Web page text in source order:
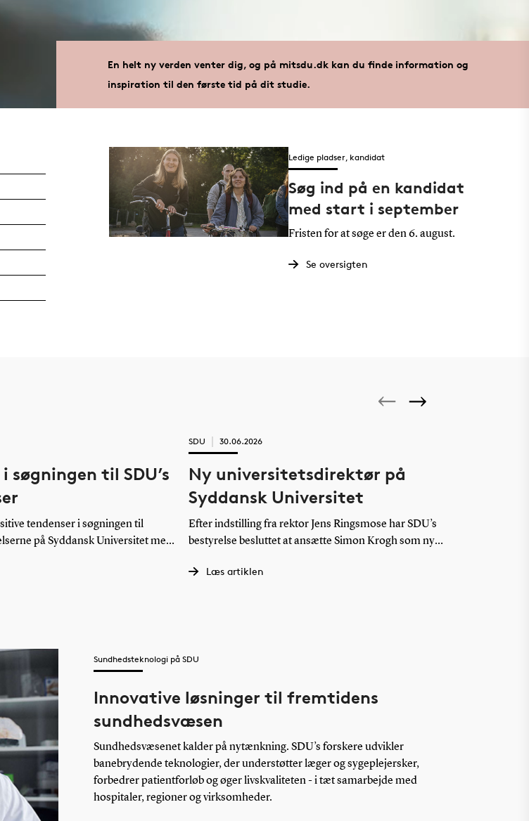
En helt ny verden venter dig, og på mitsdu.dk kan du finde information og
inspiration til den første tid på dit studie.
Ledige pladser, kandidat
Søg ind på en kandidat
med start i september
Fristen for at søge er den 6. august.
Se oversigten
søgningen til SDU’s
tendenser i søgningen til
på Syddansk Universitet med
er der stor interesse for
SDU 30.06.2026
Ny universitetsdirektør på
Syddansk Universitet
Efter indstilling fra rektor Jens Ringsmose har SDU’s
bestyrelse besluttet at ansætte Simon Krogh som ny
koncernchef i Beskæftigelses- og Socialforvaltningen i
Læs artiklen
Sundhedsteknologi på SDU
Innovative løsninger til fremtidens
sundhedsvæsen
Sundhedsvæsenet kalder på nytænkning. SDU’s forskere udvikler
banebrydende teknologier, der understøtter læger og sygeplejersker,
forbedrer patientforløb og øger livskvaliteten - i tæt samarbejde med
hospitaler, regioner og virksomheder.